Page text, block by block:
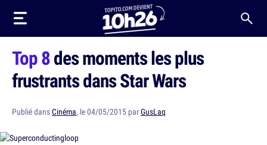
Top 8des moments les plus
frustrants dans Star Wars
Publié dansCinéma, le 04/05/2015 parGusLaq